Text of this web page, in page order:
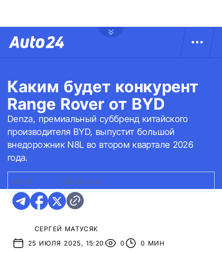
Каким будет конкурент
Range Rover от BYD
Denza, премиальный суббренд китайского
производителя BYD, выпустит большой
внедорожник N8L во втором квартале 2026
года.
ФОТО: DENZA N8L
СЕРГЕЙ МАТУСЯК
25 ИЮЛЯ 2025, 15:20
0 0 МИН